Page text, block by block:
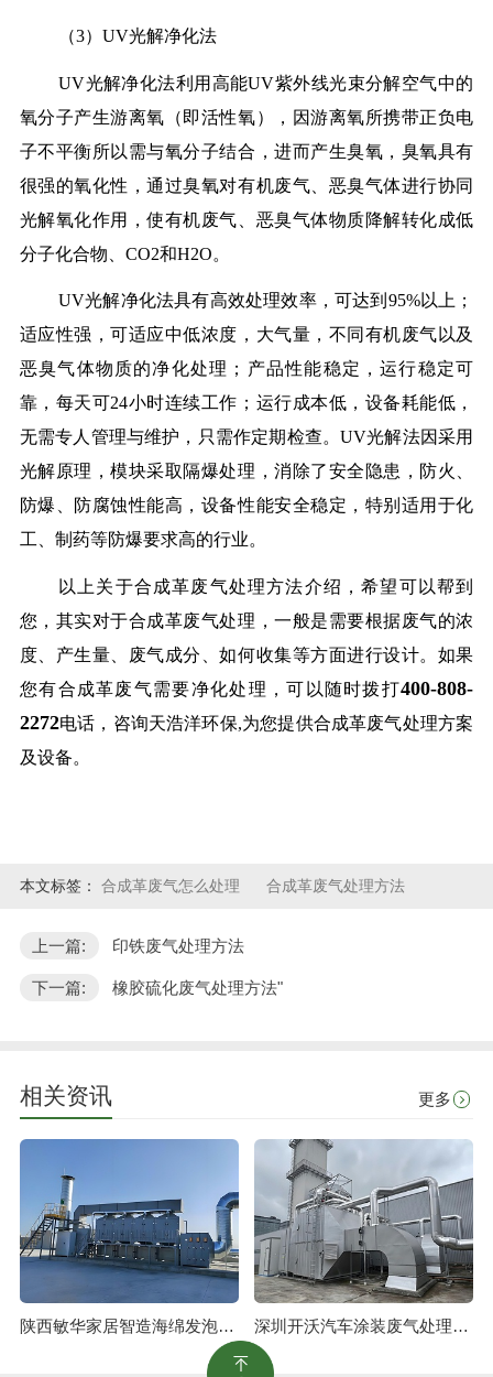
（3）UV光解净化法
UV光解净化法利用高能UV紫外线光束分解空气中的
氧分子产生游离氧（即活性氧），因游离氧所携带正负电
子不平衡所以需与氧分子结合，进而产生臭氧，臭氧具有
很强的氧化性，通过臭氧对有机废气、恶臭气体进行协同
光解氧化作用，使有机废气、恶臭气体物质降解转化成低
分子化合物、CO2和H2O。
UV光解净化法具有高效处理效率，可达到95%以上；
适应性强，可适应中低浓度，大气量，不同有机废气以及
恶臭气体物质的净化处理；产品性能稳定，运行稳定可
靠，每天可24小时连续工作；运行成本低，设备耗能低，
无需专人管理与维护，只需作定期检查。UV光解法因采用
光解原理，模块采取隔爆处理，消除了安全隐患，防火、
防爆、防腐蚀性能高，设备性能安全稳定，特别适用于化
工、制药等防爆要求高的行业。
以上关于合成革废气处理方法介绍，希望可以帮到
您，其实对于合成革废气处理，一般是需要根据废气的浓
度、产生量、废气成分、如何收集等方面进行设计。如果
您有合成革废气需要净化处理，可以随时拨打400-808-
2272电话，咨询天浩洋环保,为您提供合成革废气处理方案
及设备。
本文标签： 合成革废气怎么处理 合成革废气处理方法
上一篇: 印铁废气处理方法
下一篇: 橡胶硫化废气处理方法"
相关资讯 更多
陕西敏华家居智造海绵发泡废气治理工程 深圳开沃汽车涂装废气处理工程